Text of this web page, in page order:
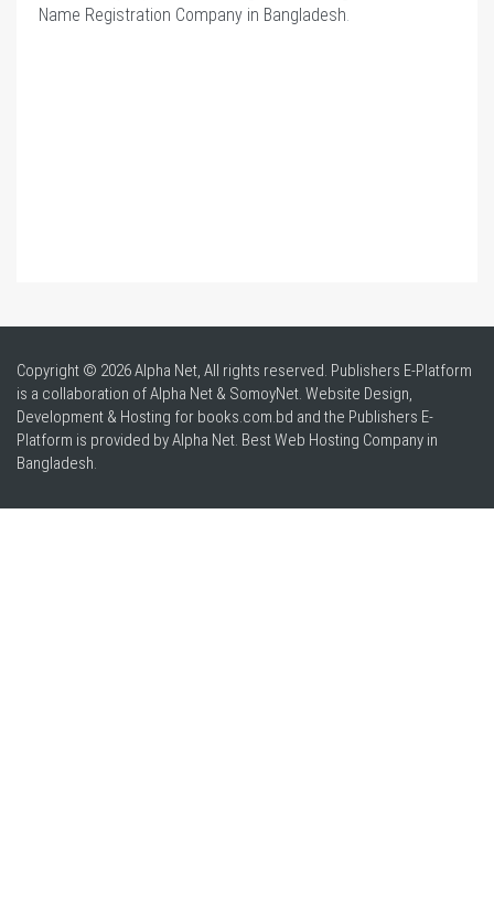
Name Registration Company in Bangladesh
Copyright © 2026 Alpha Net, All rights reserved. Publishers E-Platform
is a collaboration of Alpha Net & SomoyNet. Website Design,
Development & Hosting for books.com.bd and the Publishers E-
Platform is provided by Alpha Net. BestWeb Hosting Company in
Bangladesh.